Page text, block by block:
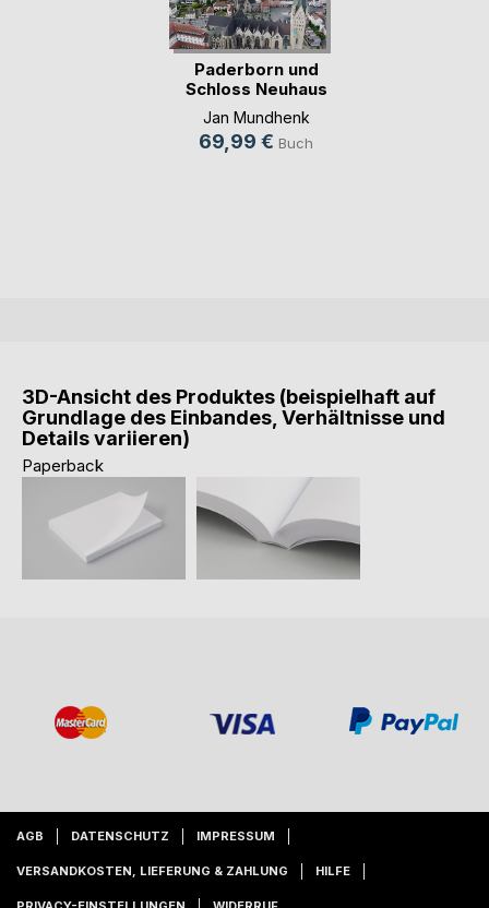
Paderborn und
Schloss Neuhaus
von oben
Jan Mundhenk
69,99 € Buch
3D-Ansicht des Produktes (beispielhaft auf
Grundlage des Einbandes, Verhältnisse und
Details variieren)
Paperback
AGB DATENSCHUTZ IMPRESSUM
VERSANDKOSTEN, LIEFERUNG & ZAHLUNG HILFE